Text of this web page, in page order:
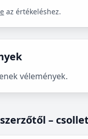
az értékeléshez.
vélemények.
–